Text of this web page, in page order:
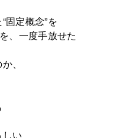
固定概念”を
、一度手放せた
、
い